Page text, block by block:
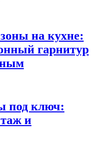
на кухне:
гарнитур
под ключ:
и